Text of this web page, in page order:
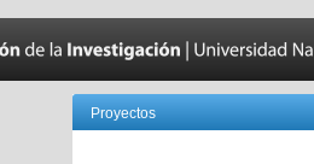
Proyectos